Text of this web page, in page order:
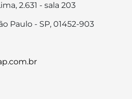
2.631 - sala 203
Paulo - SP, 01452-903